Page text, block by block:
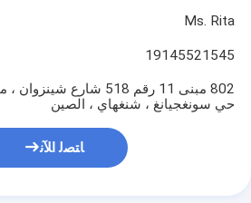
Ms. Rita
19145521545
802 مبنى 11 رقم 518 شارع
حي سونغجيانغ ، شنغهاي ، الصين
ﺎﺘﺼﻟ ﺍﻶﻧ